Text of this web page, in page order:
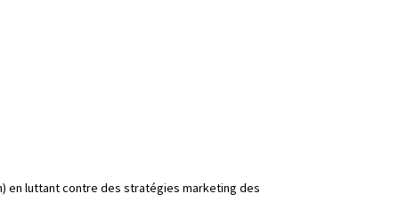
en luttant contre des stratégies marketing des